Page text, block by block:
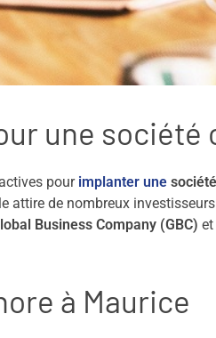
une société
pour implanter une
attire de nombreux
Business Company (GBC) et
à Maurice